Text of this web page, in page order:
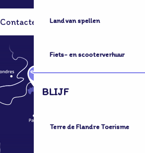
Land van spellen
Fiets- en scooterverhuur
BLIJF
Terre de Flandre Toerisme
Contacteer ons